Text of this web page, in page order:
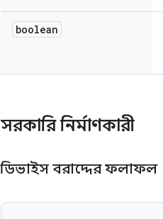
boolean
সরকারি নির্মাণকারী
ডিভাইস বরাদ্দের ফলাফল